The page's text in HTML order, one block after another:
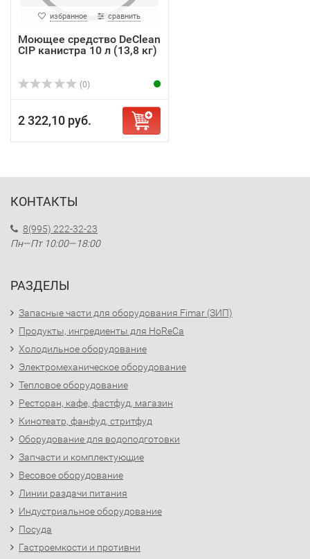
избранное сравнить
Моющее средство DeClean
CIP канистра 10 л (13,8 кг)
(0)
2 322,10 руб.
КОНТАКТЫ
8(995) 222-32-23
Пн—Пт 10:00—18:00
РАЗДЕЛЫ
Запасные части для оборудования Fimar (ЗИП)
Продукты, ингредиенты для HoReCa
Холодильное оборудование
Электромеханическое оборудование
Тепловое оборудование
Ресторан, кафе, фастфуд, магазин
Кинотеатр, фанфуд, стритфуд
Оборудование для водоподготовки
Запчасти и комплектующие
Весовое оборудование
Линии раздачи питания
Индустриальное оборудование
Посуда
Гастроемкости и противни